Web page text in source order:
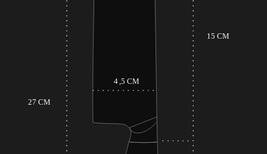
resistendo a calore e umidità. Il Nakiri Toyotomi è
progettato non solo per tagliare le verdure ma per
trasformare ogni preparazione in un’opera d’arte.
Grazie alla sua forma e alla qualità della lama, è il
compagno ideale sia nella cucina domestica che
nelle cucine professionali, diffondendo l’amore per
le tradizioni giapponesi.